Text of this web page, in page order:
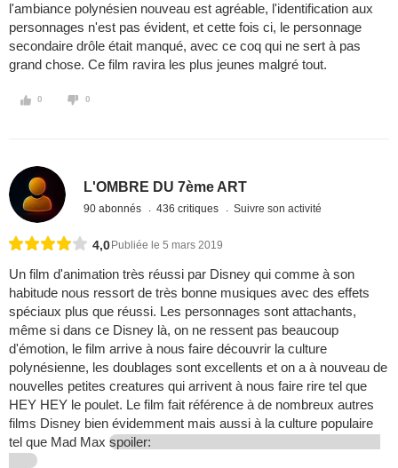
l'ambiance polynésien nouveau est agréable, l'identification aux
personnages n'est pas évident, et cette fois ci, le personnage
secondaire drôle était manqué, avec ce coq qui ne sert à pas
grand chose. Ce film ravira les plus jeunes malgré tout.
0 0
L'OMBRE DU 7ème ART
90 abonnés 436 critiques Suivre son activité
4,0 Publiée le 5 mars 2019
Un film d'animation très réussi par Disney qui comme à son
habitude nous ressort de très bonne musiques avec des effets
spéciaux plus que réussi. Les personnages sont attachants,
même si dans ce Disney là, on ne ressent pas beaucoup
d'émotion, le film arrive à nous faire découvrir la culture
polynésienne, les doublages sont excellents et on a à nouveau de
nouvelles petites creatures qui arrivent à nous faire rire tel que
HEY HEY le poulet. Le film fait référence à de nombreux autres
films Disney bien évidemment mais aussi à la culture populaire
tel que Mad Max spoiler: